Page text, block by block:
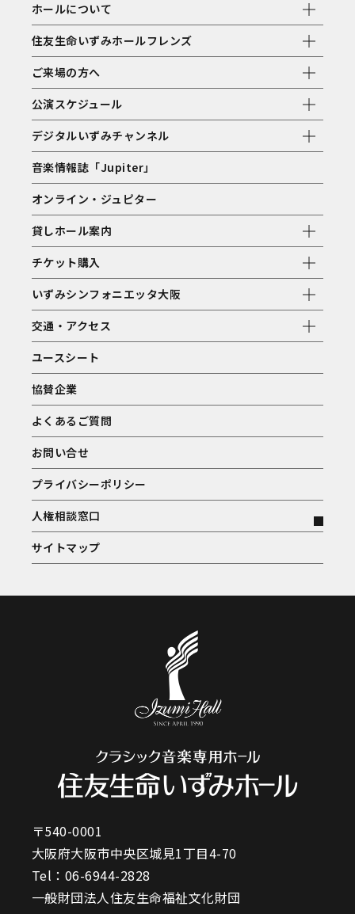
ホールについて
住友生命いずみホールフレンズ
ご来場の方へ
公演スケジュール
デジタルいずみチャンネル
音楽情報誌「Jupiter」
オンライン・ジュピター
貸しホール案内
チケット購入
いずみシンフォニエッタ大阪
交通・アクセス
ユースシート
協賛企業
よくあるご質問
お問い合せ
プライバシーポリシー
人権相談窓口
サイトマップ
〒540-0001
大阪府大阪市中央区城見1丁目4-70
Tel： 06-6944-2828
一般財団法人住友生命福祉文化財団